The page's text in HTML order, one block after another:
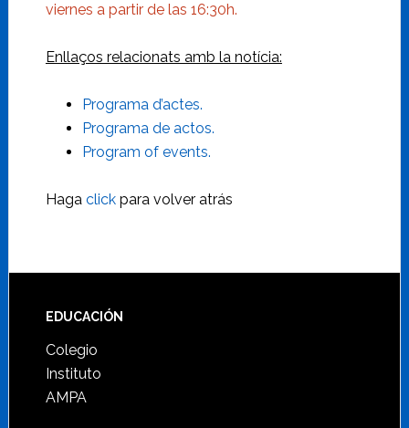
viernes a partir de las 16:30h.
Enllaços relacionats amb la notícia:
Programa d’actes.
Programa de actos.
Program of events.
Haga clickpara volver atrás
Footer
EDUCACIÓN
Colegio
Instituto
AMPA